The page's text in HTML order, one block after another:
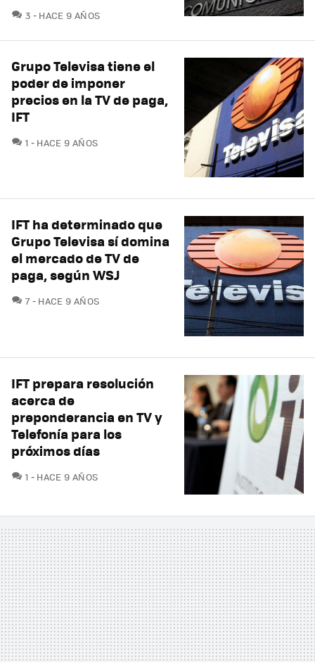
3 COMENTARIOS
HACE 9 AÑOS
Grupo Televisa tiene el
poder de imponer
precios en la TV de paga,
IFT
1 COMENTARIOS
HACE 9 AÑOS
IFT ha determinado que
Grupo Televisa sí domina
el mercado de TV de
paga, según WSJ
7COMENTARIOS
HACE 9 AÑOS
IFT prepara resolución
acerca de
preponderancia en TV y
Telefonía para los
próximos días
1 COMENTARIOS
HACE 9 AÑOS